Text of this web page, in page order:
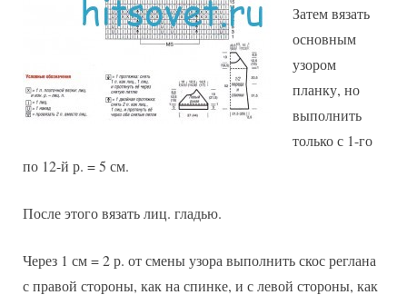
Затем вязать
основным
узором
планку, но
выполнить
только с 1-го
по 12-й р. = 5 см.
После этого вязать лиц. гладью.
Через 1 см = 2 р. от смены узора выполнить скос реглана
с правой стороны, как на спинке, и с левой стороны, как